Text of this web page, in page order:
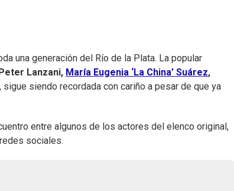
una generación del Río de la Plata. La popular
Lanzani, María Eugenia ‘La China’ Suárez,
, sigue siendo recordada con cariño a pesar de que ya
entre algunos de los actores del elenco original,
sociales.